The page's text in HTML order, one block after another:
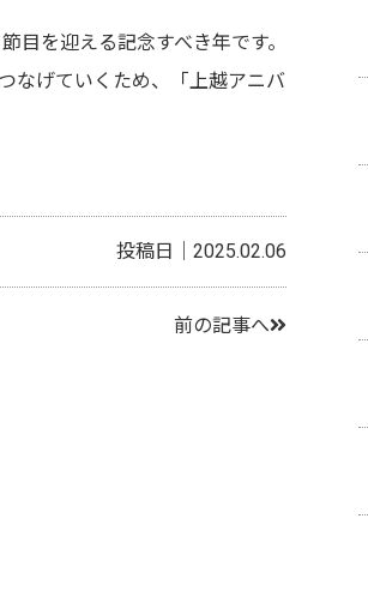
目を迎える記念すべき年です。
なげていくため、「上越アニバ
投稿日｜2025.02.06
前の記事へ